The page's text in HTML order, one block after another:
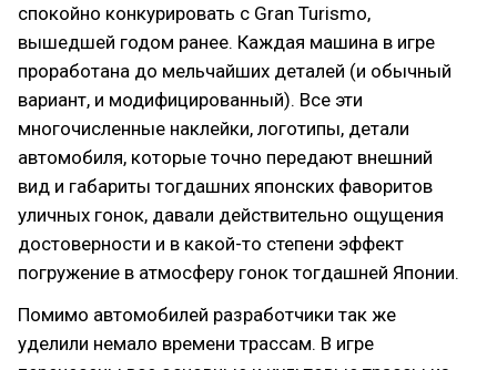
спокойно конкурировать с Gran Turismo,
вышедшей годом ранее. Каждая машина в игре
проработана до мельчайших деталей (и обычный
вариант, и модифицированный). Все эти
многочисленные наклейки, логотипы, детали
автомобиля, которые точно передают внешний
вид и габариты тогдашних японских фаворитов
уличных гонок, давали действительно ощущения
достоверности и в какой-то степени эффект
погружение в атмосферу гонок тогдашней Японии.
Помимо автомобилей разработчики так же
уделили немало времени трассам. В игре